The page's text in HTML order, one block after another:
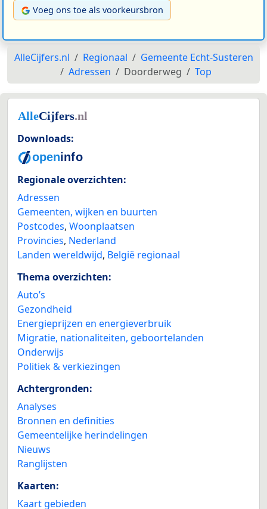
Voeg ons toe als voorkeursbron
AlleCijfers.nl Regionaal
Gemeente Echt-Susteren
Adressen
Doorderweg Top
Downloads:
Regionale overzichten:
Adressen
Gemeenten, wijken en buurten
Postcodes, Woonplaatsen
Provincies, Nederland
Landen wereldwijd, België regionaal
Thema overzichten:
Auto’s
Gezondheid
Energieprijzen en energieverbruik
Migratie, nationaliteiten, geboortelanden
Onderwijs
Politiek & verkiezingen
Achtergronden:
Analyses
Bronnen en definities
Gemeentelijke herindelingen
Nieuws
Ranglijsten
Kaarten:
Kaart gebieden